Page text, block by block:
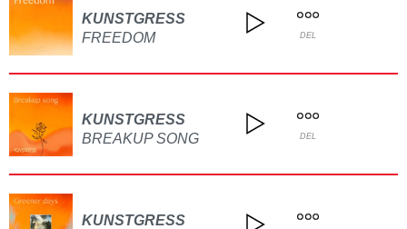
KUNSTGRESS
FREEDOM
DEL
KUNSTGRESS
BREAKUP SONG
DEL
KUNSTGRESS